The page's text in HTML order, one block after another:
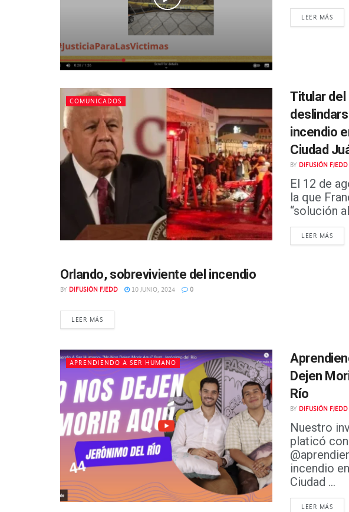
LEER MÁS
COMUNICADOS
Titular del
incendio
Ciudad
BY DIFUSIÓN FJEDD
El 12 de
la que
“solución
LEER MÁS
MIGRACIÓN
Orlando, sobreviviente del incendio
BY DIFUSIÓN FJEDD 10 JUNIO, 2024 0
LEER MÁS
APRENDIENDO A SER HUMANO
Dejen
Río
BY DIFUSIÓN FJEDD
Nuestro
platicó
incendio
Ciudad ...
LEER MÁS